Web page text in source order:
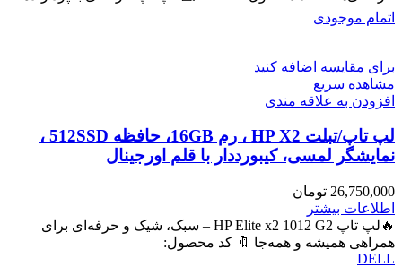
اتمام موجودی
برای مقایسه اضافه کنید
مشاهده سریع
افزودن به علاقه مندی
لپ تاپ/تبلت HP X2 ، رم 16GB، حافظه 512SSD ،
نمایشگر لمسی، کیبورددار با قلم اورجینال
26,750,000 تومان
اطلاعات بیشتر
🔥لپ تاپ HP Elite x2 1012 G2 – سبک، شیک و حرفه‌ای برای
همراهی همیشه و همه‌جا 🔖 کد محصول:
DELL